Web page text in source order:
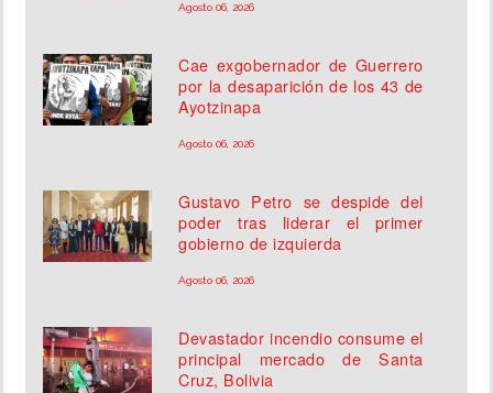
Agosto 06, 2026
Cae exgobernador de Guerrero
por la desaparición de los 43 de
Ayotzinapa
Agosto 06, 2026
Gustavo Petro se despide del
poder tras liderar el primer
gobierno de izquierda
Agosto 06, 2026
Devastador incendio consume el
principal mercado de Santa
Cruz, Bolivia